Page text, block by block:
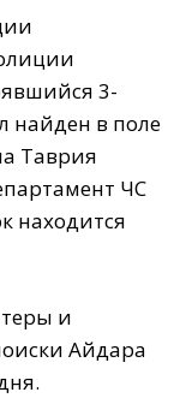
3-
найден в поле
Таврия
ЧС
находится
и
Айдара